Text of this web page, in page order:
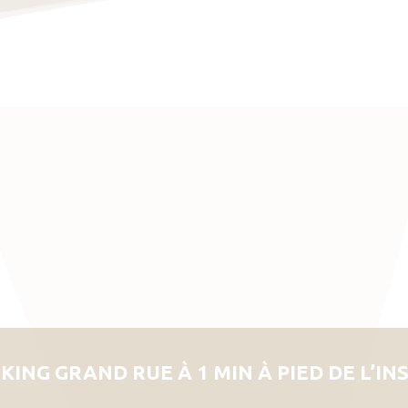
GRAND RUE À 1 MIN À PIED DE